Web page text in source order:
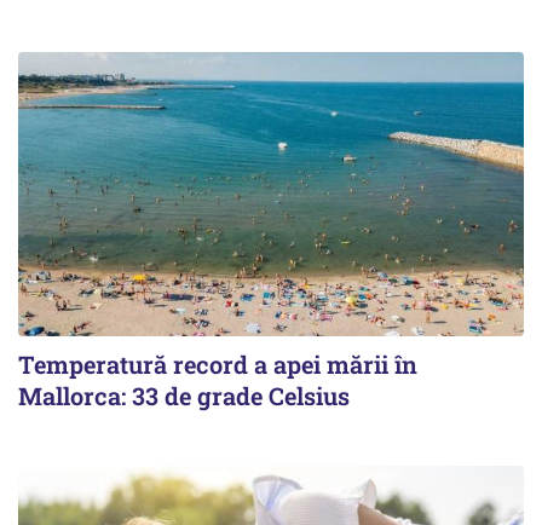
Temperatură record a apei mării în
Mallorca: 33 de grade Celsius